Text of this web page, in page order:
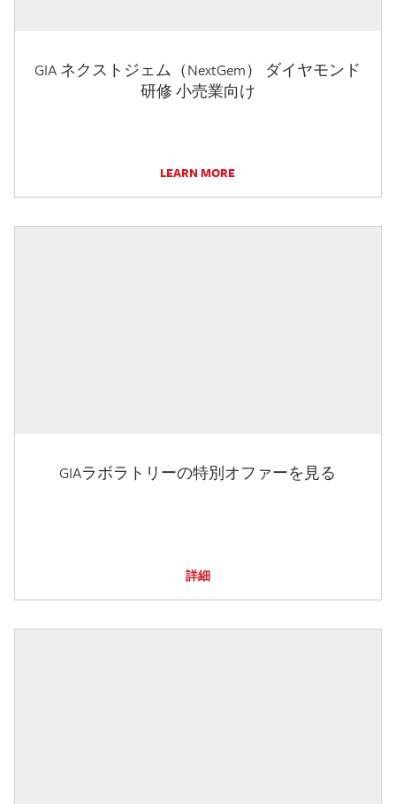
GIA ネクストジェム（NextGem） ダイヤモンド
研修 小売業向け
LEARN MORE
GIAラボラトリーの特別オファーを見る
詳細